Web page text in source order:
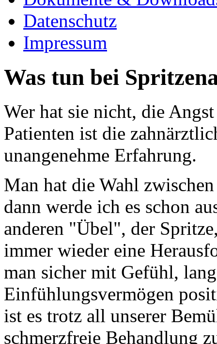
Datenschutz
Impressum
Was tun bei
Wer hat sie nicht, die
Patienten ist die
unangenehme Erfahrung.
Man hat die Wahl
dann werde ich es schon
anderen "Übel", der
immer wieder eine
man sicher mit Gefühl,
Einfühlungsvermögen
ist es trotz all unserer
schmerzfreie Behandlung